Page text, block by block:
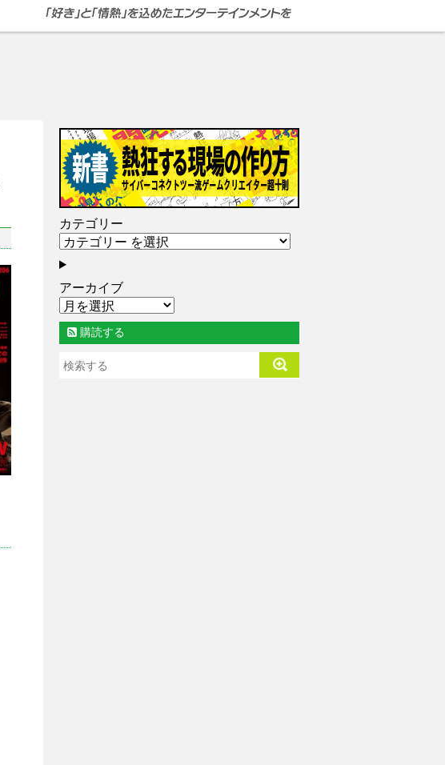
カテゴリー
アーカイブ
購読する